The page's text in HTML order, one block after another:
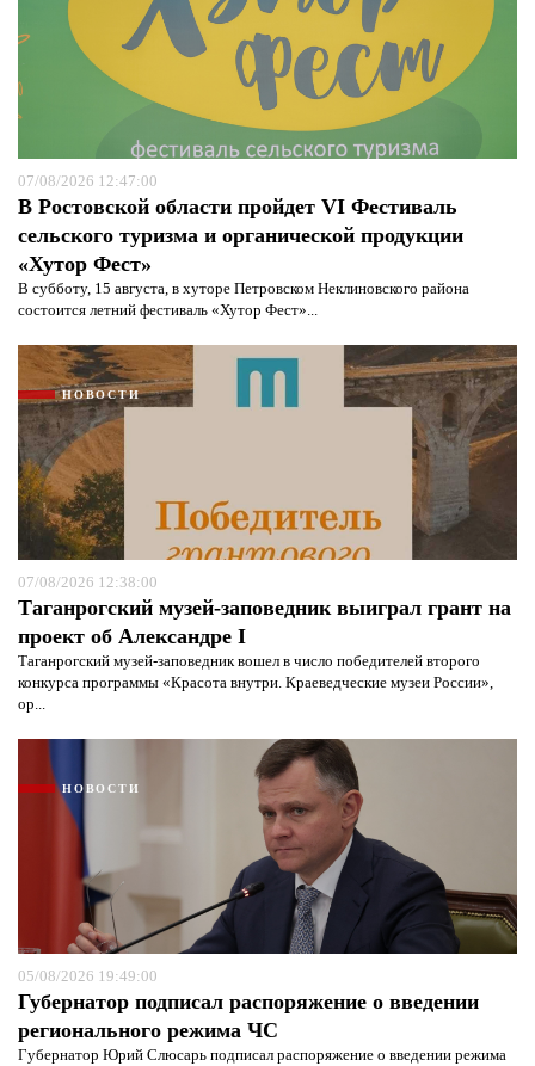
07/08/2026 12:47:00
В Ростовской области пройдет VI Фестиваль
сельского туризма и органической продукции
«Хутор Фест»
В субботу, 15 августа, в хуторе Петровском Неклиновского района
состоится летний фестиваль «Хутор Фест»...
НОВОСТИ
07/08/2026 12:38:00
Таганрогский музей-заповедник выиграл грант на
проект об Александре I
Таганрогский музей-заповедник вошел в число победителей второго
конкурса программы «Красота внутри. Краеведческие музеи России»,
ор...
НОВОСТИ
05/08/2026 19:49:00
Губернатор подписал распоряжение о введении
регионального режима ЧС
Губернатор Юрий Слюсарь подписал распоряжение о введении режима
Я согласен с политикой конфиденциальности и
защиты информации*
Я согласен сполитикой конфиденциальности и
защиты информации*